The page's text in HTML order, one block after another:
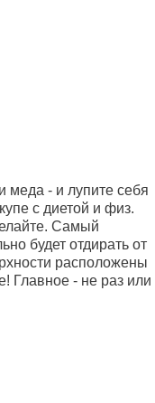
меда - и лупите себя
с диетой и физ.
Самый
будет отдирать от
расположены
Главное - не раз или